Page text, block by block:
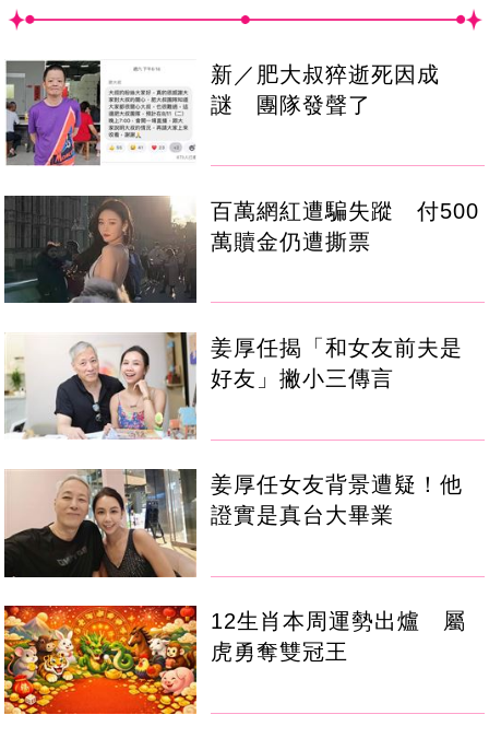
新／肥大叔猝逝死因成
謎 團隊發聲了
百萬網紅遭騙失蹤 付500
萬贖金仍遭撕票
姜厚任揭「和女友前夫是
好友」撇小三傳言
姜厚任女友背景遭疑！他
證實是真台大畢業
12生肖本周運勢出爐 屬
虎勇奪雙冠王